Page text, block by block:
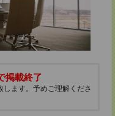
掲載終了
ます。予めご理解くださ